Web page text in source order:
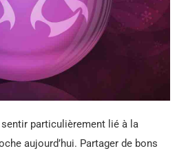
particulièrement lié à la
aujourd’hui. Partager de bons